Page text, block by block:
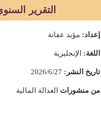
التقرير
إعداد: مؤيد عفانة
اللغة: الإنجليزية
تاريخ النشر:
من منشورات العدالة المالية